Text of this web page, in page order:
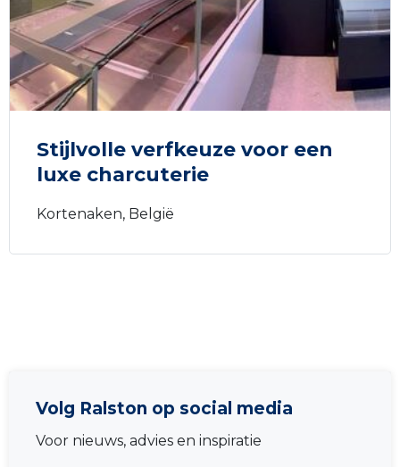
Stijlvolle verfkeuze voor een
luxe charcuterie
Kortenaken, België
Volg Ralston op social media
Voor nieuws, advies en inspiratie